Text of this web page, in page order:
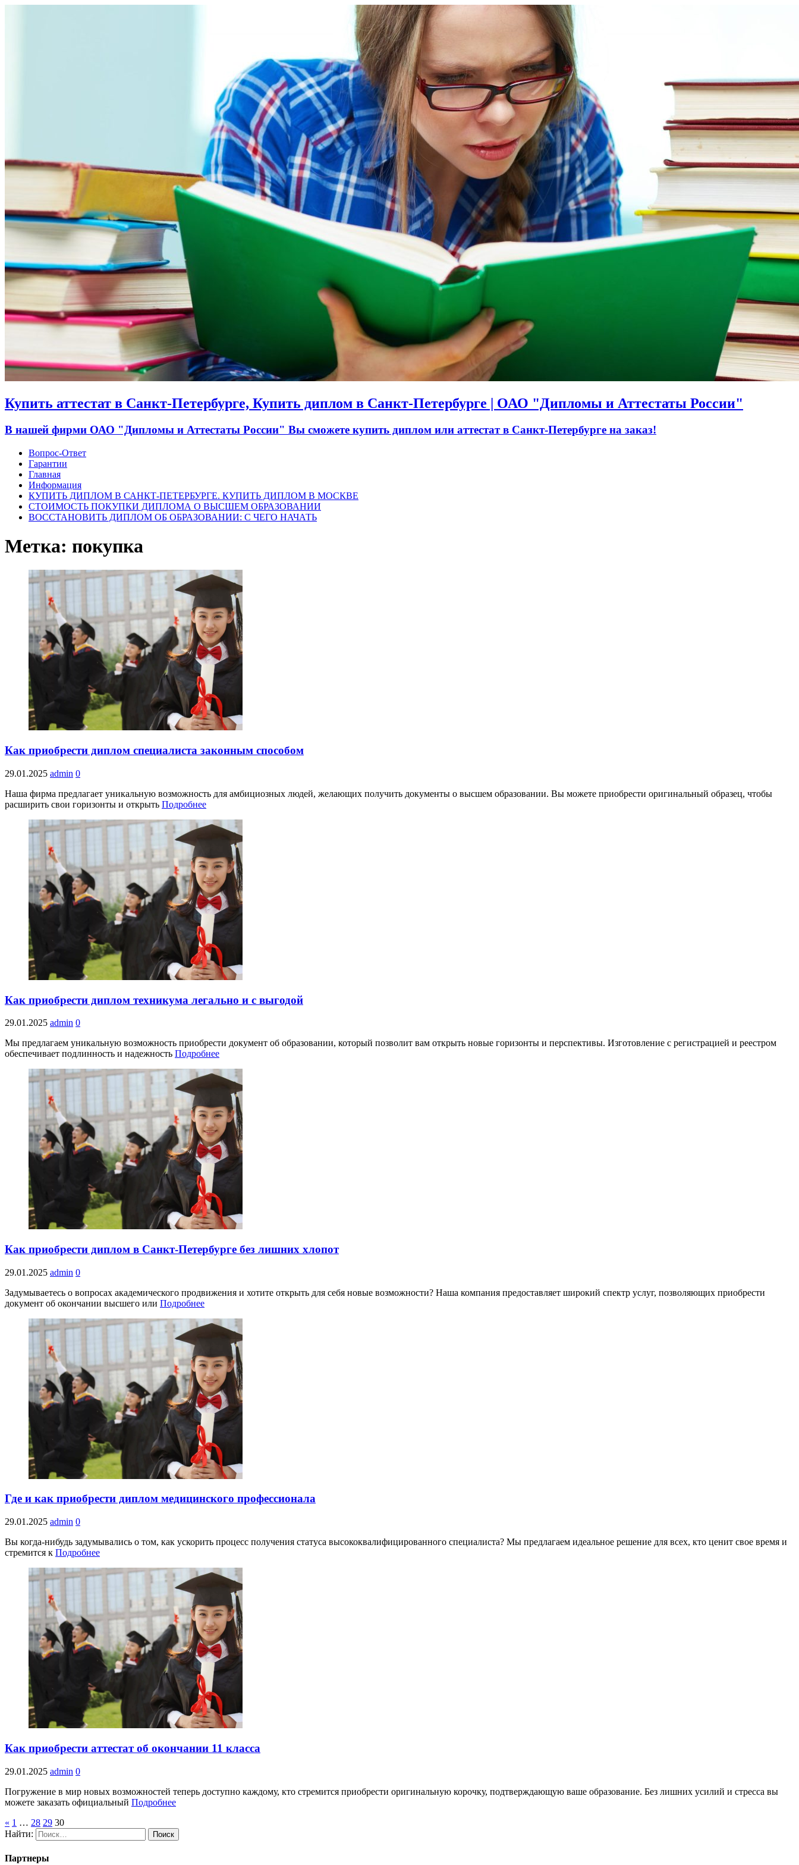
Купить аттестат в Санкт-Петербурге, Купить диплом в Санкт-Петербурге | ОАО "Дипломы и Аттестаты России"
В нашей фирми ОАО "Дипломы и Аттестаты России" Вы сможете купить диплом или аттестат в Санкт-Петербурге на заказ!
Вопрос-Ответ
Гарантии
Главная
Информация
КУПИТЬ ДИПЛОМ В САНКТ-ПЕТЕРБУРГЕ. КУПИТЬ ДИПЛОМ В МОСКВЕ
СТОИМОСТЬ ПОКУПКИ ДИПЛОМА О ВЫСШЕМ ОБРАЗОВАНИИ
ВОССТАНОВИТЬ ДИПЛОМ ОБ ОБРАЗОВАНИИ: С ЧЕГО НАЧАТЬ
Метка: покупка
Как приобрести диплом специалиста законным способом
29.01.2025 admin 0
Наша фирма предлагает уникальную возможность для амбициозных людей, желающих получить документы о высшем образовании. Вы можете приобрести оригинальный образец, чтобы
расширить свои горизонты и открыть Подробнее
Как приобрести диплом техникума легально и с выгодой
29.01.2025 admin 0
Мы предлагаем уникальную возможность приобрести документ об образовании, который позволит вам открыть новые горизонты и перспективы. Изготовление с регистрацией и реестром
обеспечивает подлинность и надежность Подробнее
Как приобрести диплом в Санкт-Петербурге без лишних хлопот
29.01.2025 admin 0
Задумываетесь о вопросах академического продвижения и хотите открыть для себя новые возможности? Наша компания предоставляет широкий спектр услуг, позволяющих приобрести
документ об окончании высшего или Подробнее
Где и как приобрести диплом медицинского профессионала
29.01.2025 admin 0
Вы когда-нибудь задумывались о том, как ускорить процесс получения статуса высококвалифицированного специалиста? Мы предлагаем идеальное решение для всех, кто ценит свое время и
стремится к Подробнее
Как приобрести аттестат об окончании 11 класса
29.01.2025 admin 0
Погружение в мир новых возможностей теперь доступно каждому, кто стремится приобрести оригинальную корочку, подтверждающую ваше образование. Без лишних усилий и стресса вы
можете заказать официальный Подробнее
« 1 … 28 29 30
Найти:
Партнеры